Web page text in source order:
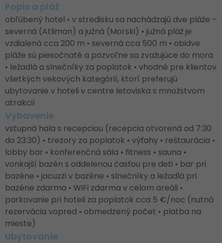
Popis a pláž
obľúbený hotel • v stredisku sa nachádzajú dve pláže –
severná (Atliman) a južná (Morski) • južná pláž je
vzdialená cca 200 m • severná cca 500 m • obidve
pláže sú piesočnaté a pozvoľne sa zvažujúce do mora
• ležadlá a slnečníky za poplatok • vhodné pre klientov
všetkých vekových kategórií, ktorí preferujú
ubytovanie v hoteli v centre letoviska s množstvom
atrakcií
Vybavenie
vstupná hala s recepciou (recepcia otvorená od 7:30
do 23:30) • trezory za poplatok • výťahy • reštaurácia •
lobby bar • konferenčná sála • fitness • sauna •
vonkajší bazén s oddelenou časťou pre deti • bar pri
bazéne • jacuzzi v bazéne • slnečníky a ležadlá pri
bazéne zdarma • WiFi zdarma v celom areáli •
parkovanie pri hoteli za poplatok cca 5 €/noc (nutná
rezervácia vopred • obmedzený počet • platba na
mieste)
Ubytovanie